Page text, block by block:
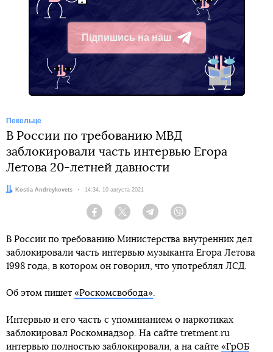
Підпишись на наш
Telegram
Пекельце
В России по требованию МВД
заблокировали часть интервью Егора
Летова 20-летней давности
Автор:Kostia Andreykovets Дата:
14:34, 10 августа 2021
Facebook Twitter Telegram
В России по требованию Министерства внутренних дел
заблокировали часть интервью музыканта Егора Летова
1998 года, в котором он говорил, что употреблял ЛСД.
Об этом пишет «Роскомсвобода».
Интервью и его часть с упоминанием о наркотиках
заблокировал Роскомнадзор. На сайте tretment.ru
интервью полностью заблокировали, а на сайте «ГрОБ